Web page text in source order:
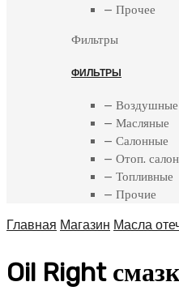
— Прочее
Фильтры
ФИЛЬТРЫ
— Воздушные
— Масляные
— Салонные
— Отоп.
— Топливные
— Прочие
Главная Магазин Масла
Oil Right